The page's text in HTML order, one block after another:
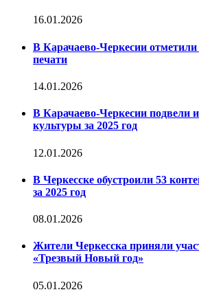
16.01.2026
В Карачаево-Черкесии отметили
печати
14.01.2026
В Карачаево-Черкесии подвели
культуры за 2025 год
12.01.2026
В Черкесске обустроили 53
за 2025 год
08.01.2026
Жители Черкесска приняли
«Трезвый Новый год»
05.01.2026